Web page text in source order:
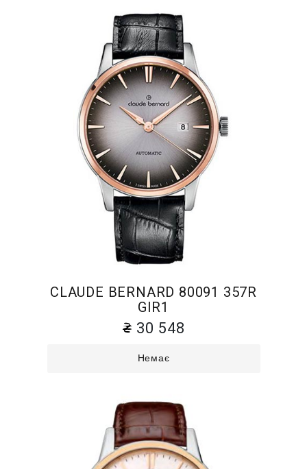
CLAUDE BERNARD 80091 357R
GIR1
30 548
Немає